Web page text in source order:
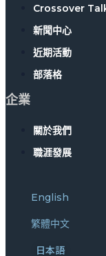
Crossover
新聞中心
近期活動
部落格
企業
關於我們
職涯發展
English
繁體中文
日本語